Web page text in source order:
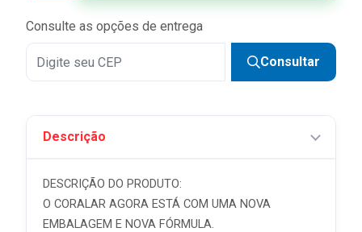
Consulte as opções de entrega
Consultar
Descrição
DESCRIÇÃO DO PRODUTO:
O CORALAR AGORA ESTÁ COM UMA NOVA
EMBALAGEM E NOVA FÓRMULA.